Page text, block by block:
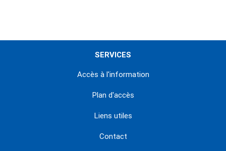
SERVICES
Accès à l'information
Plan d'accès
Liens utiles
Contact